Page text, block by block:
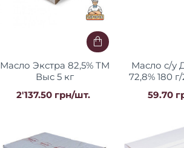
Масло Экстра 82,5% ТМ
Выс 5 кг
2'137.50 грн/шт.
Масло с/у
72,8% 180
ш/к ТМ
59.70